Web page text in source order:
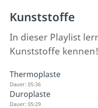
Kunststoffe
In dieser Playlist
Kunststoffe kennen!
Thermoplaste
Dauer: 05:36
Duroplaste
Dauer: 05:29